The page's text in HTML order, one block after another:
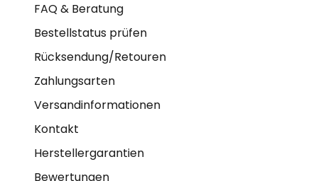
FAQ & Beratung
Bestellstatus prüfen
Rücksendung/Retouren
Zahlungsarten
Versandinformationen
Kontakt
Herstellergarantien
Bewertungen